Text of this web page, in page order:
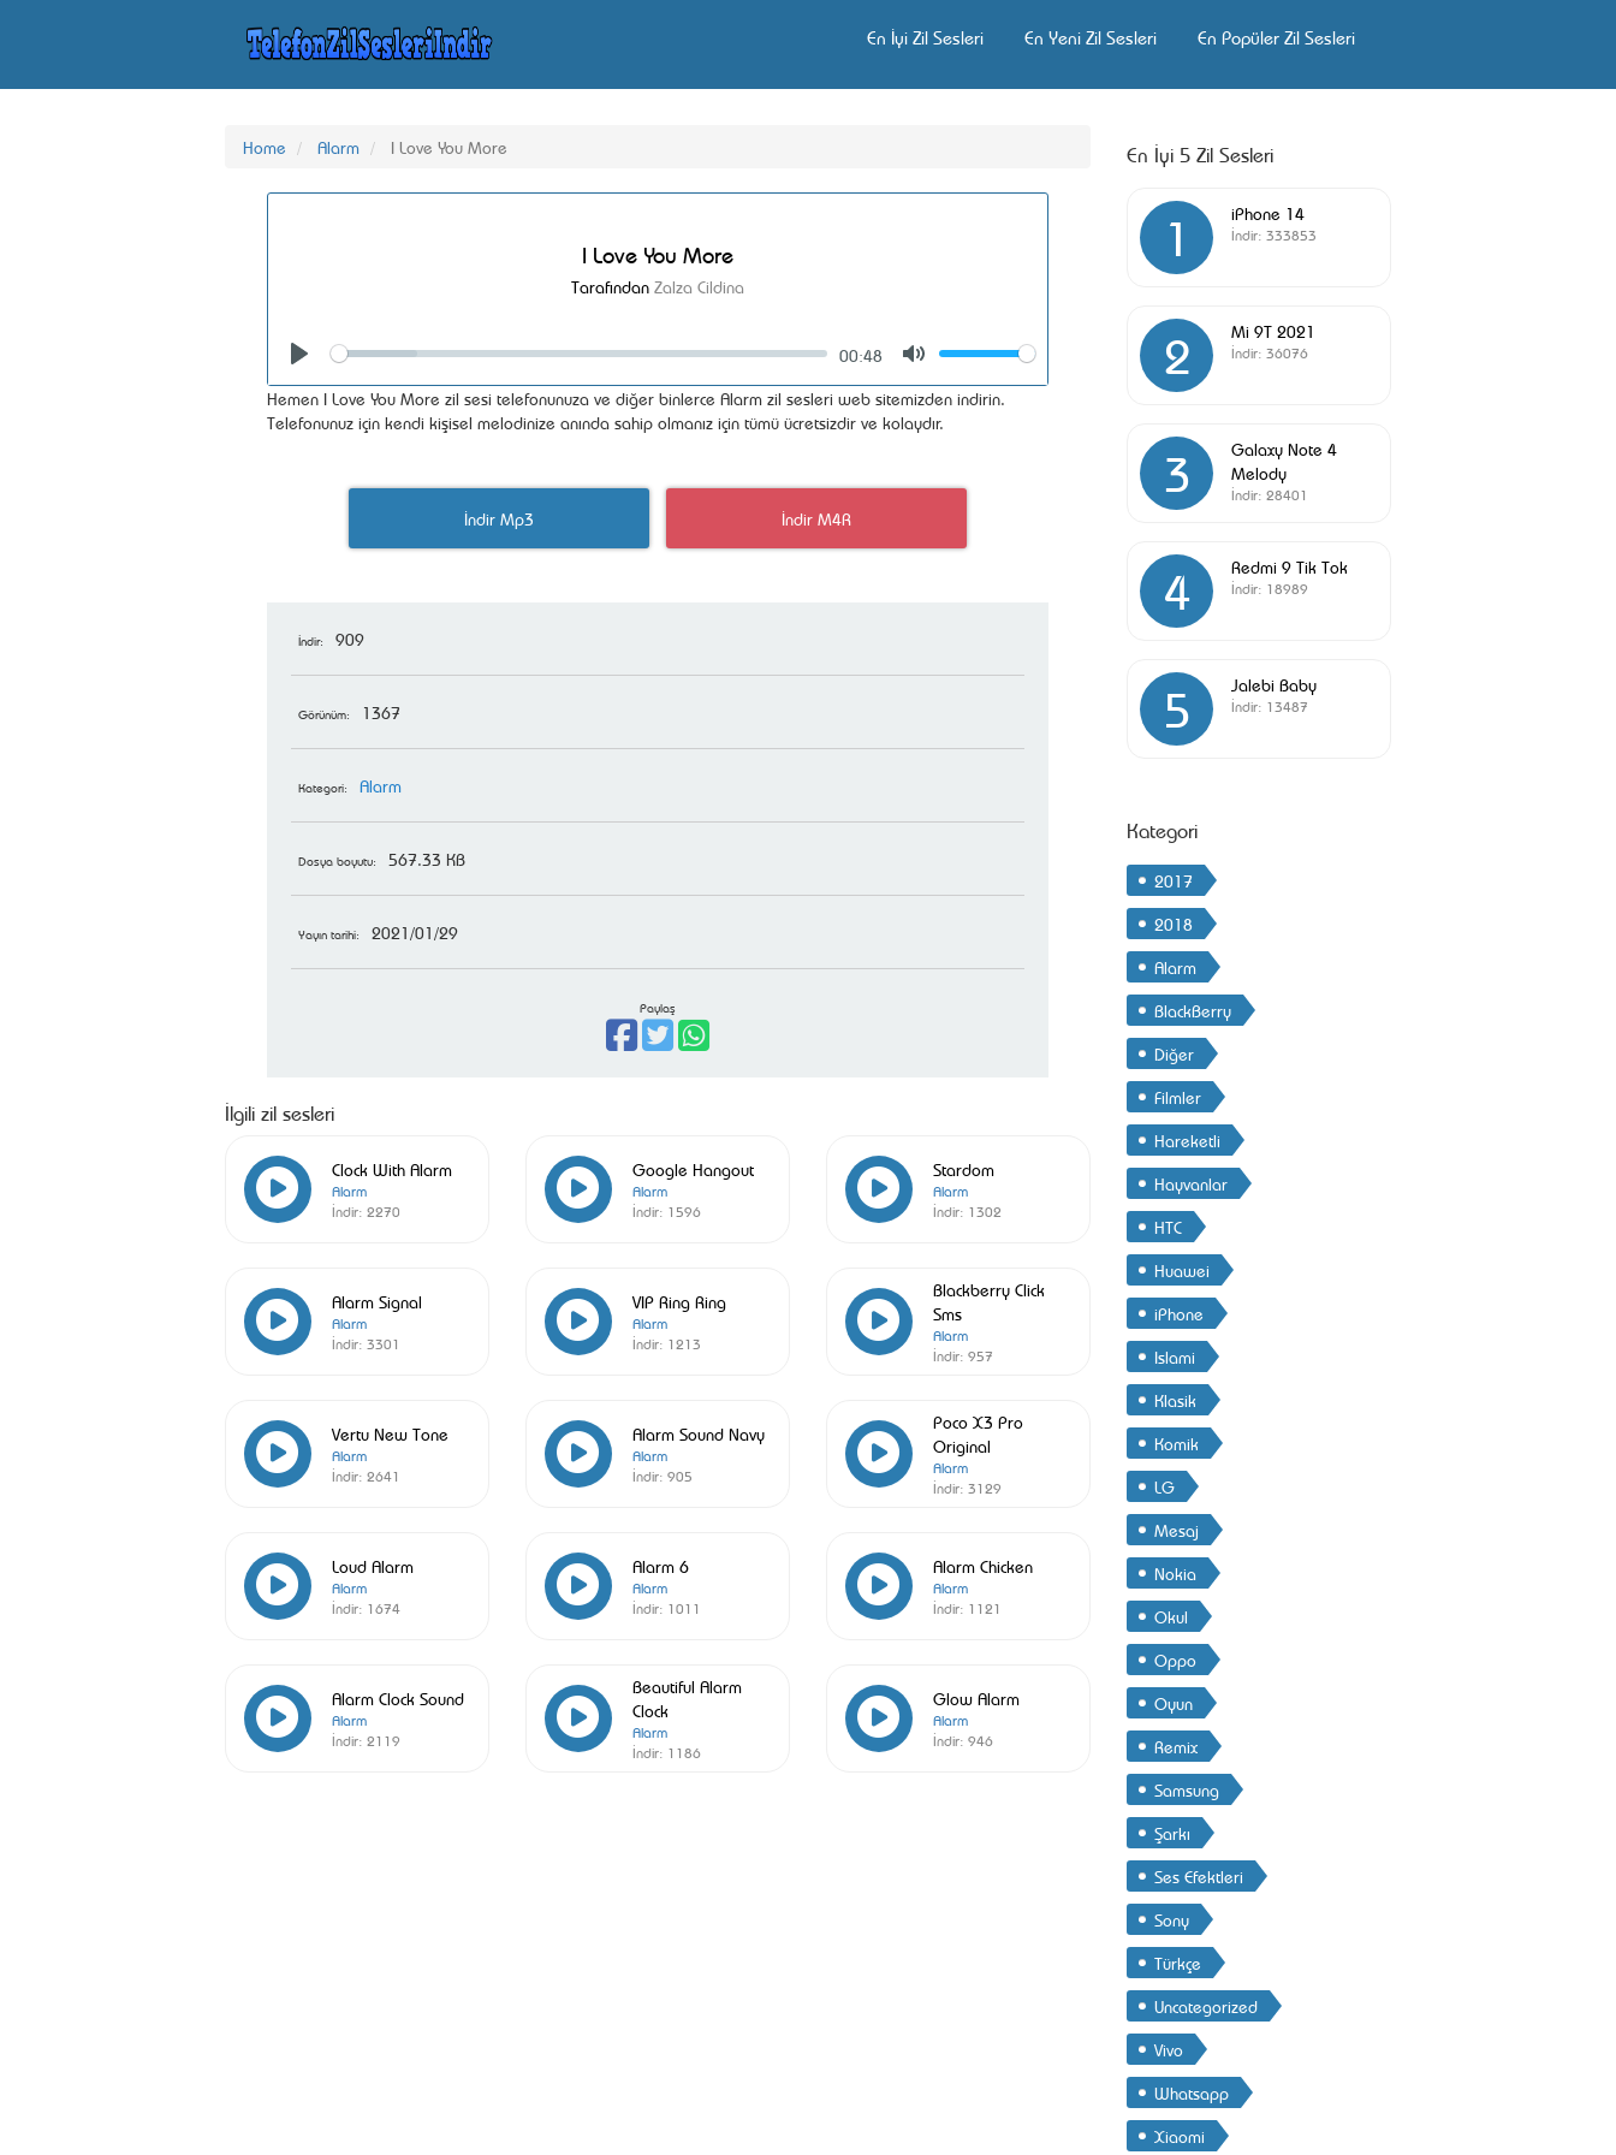
En İyi Zil Sesleri En Yeni Zil Sesleri En Popüler Zil Sesleri
Home Alarm I Love You More
I Love You More
Tarafından Zalza Cildina
Seek
00:48
Volume
Hemen I Love You More zil sesi telefonunuza ve diğer binlerce Alarm zil sesleri web sitemizden indirin.
Telefonunuz için kendi kişisel melodinize anında sahip olmanız için tümü ücretsizdir ve kolaydır.
İndir Mp3 İndir M4R
İndir: 909
Görünüm: 1367
Kategori: Alarm
Dosya boyutu: 567.33 KB
Yayın tarihi: 2021/01/29
Paylaş
İlgili zil sesleri
Clock With Alarm
Alarm
İndir: 2270
Google Hangout
Alarm
İndir: 1596
Stardom
Alarm
İndir: 1302
Alarm Signal
Alarm
İndir: 3301
VIP Ring Ring
Alarm
İndir: 1213
Blackberry Click
Sms
Alarm
İndir: 957
Vertu New Tone
Alarm
İndir: 2641
Alarm Sound Navy
Alarm
İndir: 905
Poco X3 Pro
Original
Alarm
İndir: 3129
Loud Alarm
Alarm
İndir: 1674
Alarm 6
Alarm
İndir: 1011
Alarm Chicken
Alarm
İndir: 1121
Alarm Clock Sound
Alarm
İndir: 2119
Beautiful Alarm
Clock
Alarm
İndir: 1186
Glow Alarm
Alarm
İndir: 946
En İyi 5 Zil Sesleri
1 iPhone 14
İndir: 333853
2 Mi 9T 2021
İndir: 36076
3
Galaxy Note 4
Melody
İndir: 28401
4 Redmi 9 Tik Tok
İndir: 18989
5 Jalebi Baby
İndir: 13487
Kategori
2017
2018
Alarm
BlackBerry
Diğer
Filmler
Hareketli
Hayvanlar
HTC
Huawei
iPhone
Islami
Klasik
Komik
LG
Mesaj
Nokia
Okul
Oppo
Oyun
Remix
Samsung
Şarkı
Ses Efektleri
Sony
Türkçe
Uncategorized
Vivo
Whatsapp
Xiaomi